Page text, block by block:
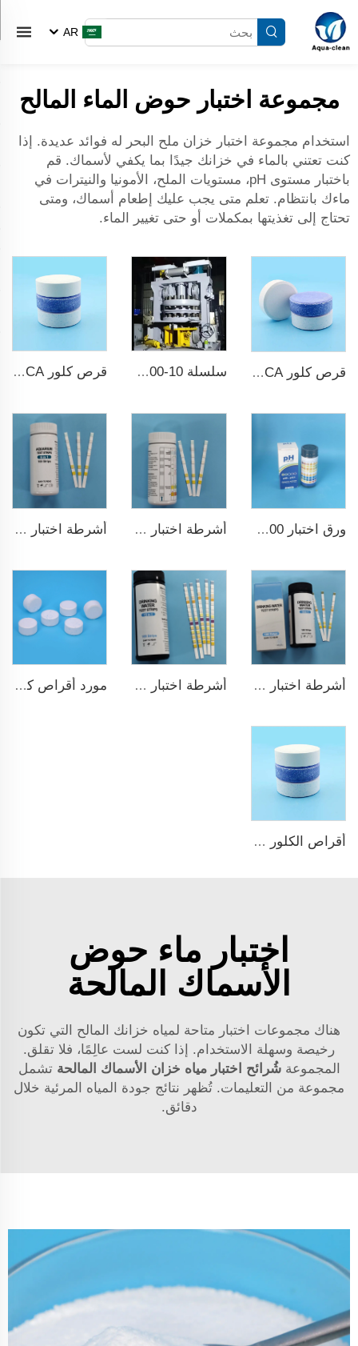
AR
مجموعة اختبار حوض الماء المالح
استخدام مجموعة اختبار خزان ملح البحر له فوائد عديدة. إذا
كنت تعتني بالماء في خزانك جيدًا بما يكفي لأسماك. قم
باختبار مستوى pH، مستويات الملح، الأمونيا والنيترات في
ماءك بانتظام. تعلم متى يجب عليك إطعام أسماك، ومتى
تحتاج إلى تغذيتها بمكملات أو حتى تغيير الماء.
قرص كلور TCCA لتعقيم المياه سلسلة ZPS100-10 ضاغط أقراص دوارة كبير قرص كلور TCCA لتعقيم المياه قياس 3 بوصات حمض ثلاثي الكلور إيزوسيانوريك
ورق اختبار pH ph0-ph14 100شريط لاختبار مسبح السباحة أشرطة اختبار ماء مسبح 7 في 1 أشرطة اختبار خزان السمك عالية الجودة 6 في 1 لمزرعة الأسماك
أشرطة اختبار ماء الشرب 9 في 1 أشرطة اختبار سريع ودقيق للمسبح 15 في 1 لماء الشرب مورد أقراص كلور TCCA بالجملة مطهر مسبح السباحة
أقراص الكلور TCCA للبассين
اختبار ماء حوض
الأسماك المالحة
هناك مجموعات اختبار متاحة لمياه خزانك المالح التي تكون
رخيصة وسهلة الاستخدام. إذا كنت لست عالِمًا، فلا تقلق.
المجموعةشُرائح اختبار مياه خزان الأسماك المالحة تشمل
مجموعة من التعليمات. تُظهر نتائج جودة المياه المرئية خلال
دقائق.